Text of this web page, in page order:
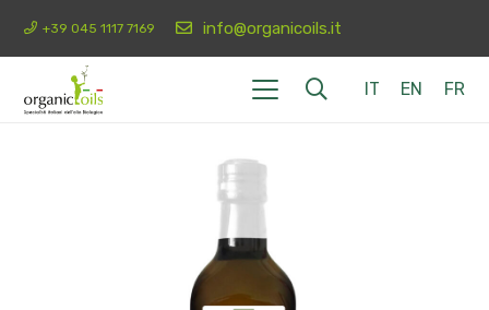
+39 045 1117 7169 info@organicoils.it
IT EN FR